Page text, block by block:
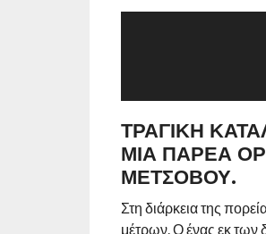
ΤΡΑΓΙΚΉ
ΜΊΑ ΠΑΡΈΑ
ΜΕΤΣΌΒΟΥ.
Στη διάρκεια της
μέτρων. Ο ένας εκ των